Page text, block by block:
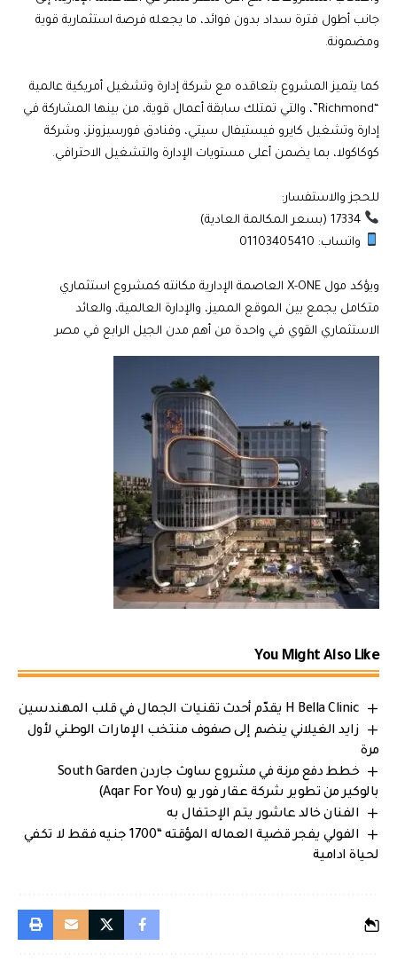
جانب أطول فترة سداد بدون فوائد، ما يجعله فرصة استثمارية قوية
ومضمونة.
كما يتميز المشروع بتعاقده مع شركة إدارة وتشغيل أمريكية عالمية
“Richmond”، والتي تمتلك سابقة أعمال قوية، من بينها المشاركة في
إدارة وتشغيل كايرو فيستيفال سيتي، وفنادق فورسيزونز، وشركة
كوكاكولا، بما يضمن أعلى مستويات الإدارة والتشغيل الاحترافي.
للحجز والاستفسار:
17334 (بسعر المكالمة العادية)
واتساب: 01103405410
ويؤكد مول X-ONE العاصمة الإدارية مكانته كمشروع استثماري
متكامل يجمع بين الموقع المميز، والإدارة العالمية، والعائد
الاستثماري القوي في واحدة من أهم مدن الجيل الرابع في مصر
You Might Also Like
H Bella Clinic يقدّم أحدث تقنيات الجمال في قلب المهندسين
زايد الغيلاني ينضم إلى صفوف منتخب الإمارات الوطني لأول
مرة
خطط دفع مرنة في مشروع ساوث جاردن South Garden
بالوكير من تطوير شركة عقار فور يو (Aqar For You)
الفنان خالد عاشور يتم الإحتفال به
الفولي يفجر قضية العماله المؤقته “1700 جنيه فقط لا تكفي
لحياة ادامية